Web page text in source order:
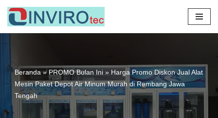
Lompat
Beranda»PROMO Bulan Ini » Harga Promo Diskon Jual Alat
Mesin Paket Depot Air Minum Murah di Rembang Jawa
Tengah